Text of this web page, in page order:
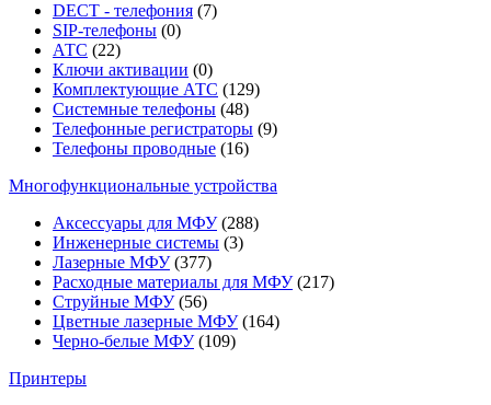
DECT - телефония (7)
SIP-телефоны (0)
АТС (22)
Ключи активации (0)
Комплектующие АТС (129)
Системные телефоны (48)
Телефонные регистраторы (9)
Телефоны проводные (16)
Многофункциональные устройства
Аксессуары для МФУ(288)
Инженерные системы (3)
Лазерные МФУ(377)
Расходные материалы для МФУ(217)
Струйные МФУ(56)
Цветные лазерные МФУ(164)
Черно-белые МФУ(109)
Принтеры